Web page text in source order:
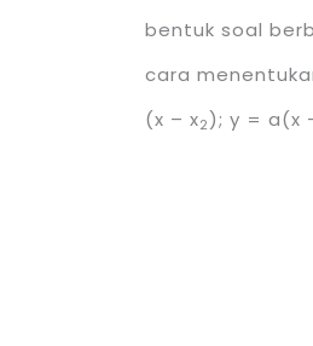
bentuk soal
cara
(x – x2); y = a(x